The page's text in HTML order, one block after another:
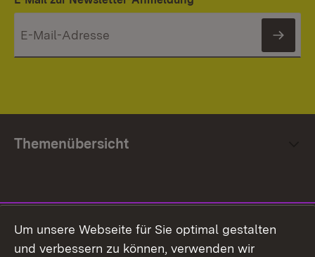
Themenübersicht
Facebook
Um unsere Webseite für Sie optimal gestalten
und verbessern zu können, verwenden wir